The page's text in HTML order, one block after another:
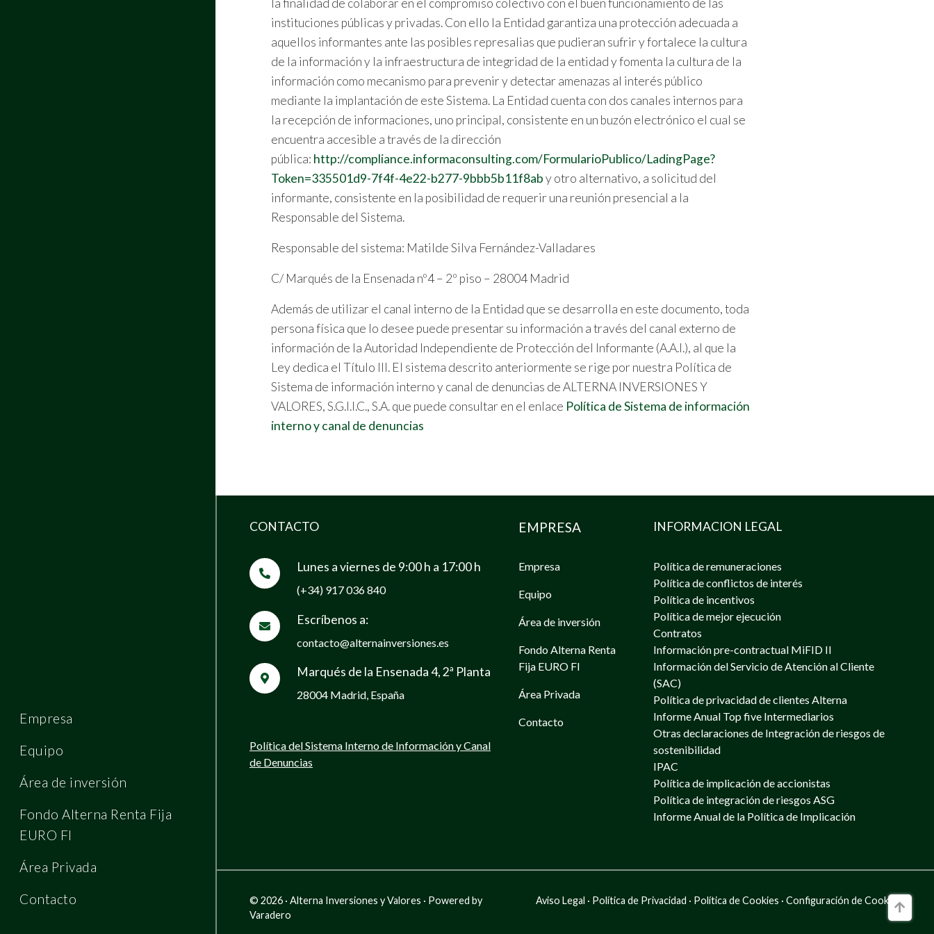
Empresa
Equipo
Área de inversión
Fondo Alterna Renta Fija
EURO FI
Área Privada
Contacto
la finalidad de colaborar en el compromiso colectivo con el buen funcionamiento de las
instituciones públicas y privadas. Con ello la Entidad garantiza una protección adecuada a
aquellos informantes ante las posibles represalias que pudieran sufrir y fortalece la cultura
de la información y la infraestructura de integridad de la entidad y fomenta la cultura de la
información como mecanismo para prevenir y detectar amenazas al interés público
mediante la implantación de este Sistema. La Entidad cuenta con dos canales internos para
la recepción de informaciones, uno principal, consistente en un buzón electrónico el cual se
encuentra accesible a través de la dirección
pública: http://compliance.informaconsulting.com/FormularioPublico/LadingPage?
Token=335501d9-7f4f-4e22-b277-9bbb5b11f8aby otro alternativo, a solicitud del
informante, consistente en la posibilidad de requerir una reunión presencial a la
Responsable del Sistema.
Responsable del sistema: Matilde Silva Fernández-Valladares
C/ Marqués de la Ensenada nº4 – 2º piso – 28004 Madrid
Además de utilizar el canal interno de la Entidad que se desarrolla en este documento, toda
persona física que lo desee puede presentar su información a través del canal externo de
información de la Autoridad Independiente de Protección del Informante (A.A.I.), al que la
Ley dedica el Título III. El sistema descrito anteriormente se rige por nuestra Política de
Sistema de información interno y canal de denuncias de ALTERNA INVERSIONES Y
VALORES, S.G.I.I.C., S.A. que puede consultar en el enlace Política de Sistema de información
interno y canal de denuncias
CONTACTO
Lunes a viernes de 9:00 h a 17:00 h
(+34) 917 036 840
Escríbenos a:
contacto@alternainversiones.es
Marqués de la Ensenada 4, 2ª Planta
28004 Madrid, España
Política del Sistema Interno de Información y Canal
de Denuncias
EMPRESA
Empresa
Equipo
Área de inversión
Fondo Alterna Renta
Fija EURO FI
Área Privada
Contacto
INFORMACION LEGAL
Política de remuneraciones
Política de conflictos de interés
Política de incentivos
Política de mejor ejecución
Contratos
Información pre-contractual MiFID II
Información del Servicio de Atención al Cliente
(SAC)
Política de privacidad de clientes Alterna
Informe Anual Top five Intermediarios
Otras declaraciones de Integración de riesgos de
sostenibilidad
IPAC
Política de implicación de accionistas
Política de integración de riesgos ASG
Informe Anual de la Política de Implicación
© 2026 · Alterna Inversiones y Valores · Powered by
Varadero
Aviso Legal · Política de Privacidad · Política de Cookies · Configuración de Cookies
Ir a la